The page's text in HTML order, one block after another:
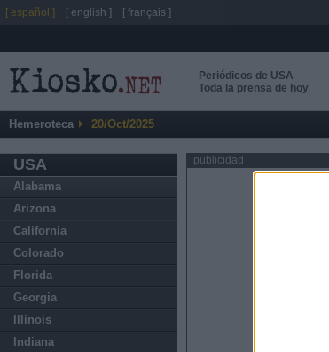
Periódicos de USA
Toda la prensa de hoy
Hemeroteca 20/Oct/2025
USA
Alabama
Arizona
California
Colorado
Florida
Georgia
Illinois
Indiana
publicidad
[ español ] [ english ] [ français ]